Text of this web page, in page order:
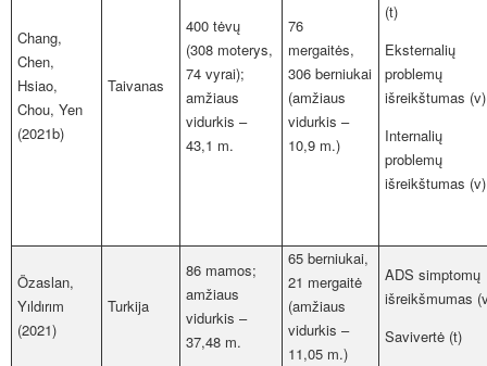
Chang,
Chen,
Hsiao,
Chou, Yen
(2021b)
Taivanas
400 tėvų
(308 moterys,
74 vyrai);
amžiaus
vidurkis –
43,1 m.
76
mergaitės,
306 berniukai
(amžiaus
vidurkis –
10,9 m.)
(t)
Eksternalių
problemų
išreikštumas (v)
Internalių
problemų
išreikštumas (v)
Özaslan,
Yıldırım
(2021)
Turkija
86 mamos;
amžiaus
vidurkis –
37,48 m.
65 berniukai,
21 mergaitė
(amžiaus
vidurkis –
11,05 m.)
ADS simptomų
išreikšmumas
Savivertė (t)